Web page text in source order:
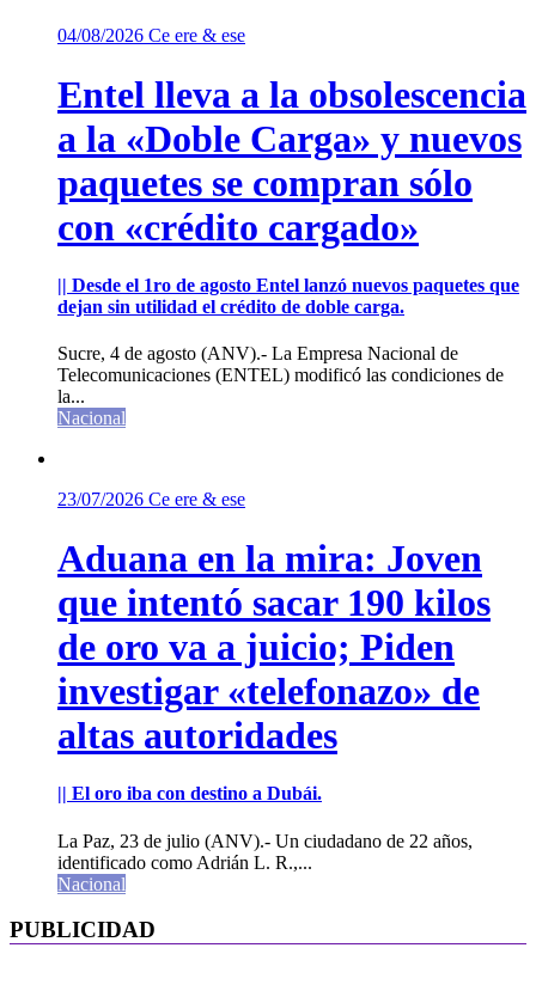
04/08/2026 Ce ere & ese
Entel lleva a la obsolescencia
a la «Doble Carga» y nuevos
paquetes se compran sólo
con «crédito cargado»
|| Desde el 1ro de agosto Entel lanzó nuevos paquetes que
dejan sin utilidad el crédito de doble carga.
Sucre, 4 de agosto (ANV).- La Empresa Nacional de
Telecomunicaciones (ENTEL) modificó las condiciones de
la...
Nacional
23/07/2026 Ce ere & ese
Aduana en la mira: Joven
que intentó sacar 190 kilos
de oro va a juicio; Piden
investigar «telefonazo» de
altas autoridades
|| El oro iba con destino a Dubái.
La Paz, 23 de julio (ANV).- Un ciudadano de 22 años,
identificado como Adrián L. R.,...
Nacional
PUBLICIDAD